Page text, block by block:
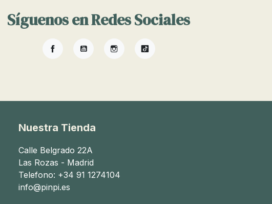
Síguenos en Redes Sociales
FacebookYouTubeInstagramTikTok
Nuestra Tienda
Calle Belgrado 22A
Las Rozas - Madrid
Telefono: +34 91 1274104
info@pinpi.es